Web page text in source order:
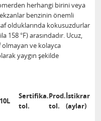
herhangi birini veya
benzinin önemli
olduklarında kokusuzdurlar
158 °F) arasındadır. Ucuz,
ve kolayca
yaygın şekilde
Sertifika.
tol.
Prod.
tol.
İstikrar
(aylar)